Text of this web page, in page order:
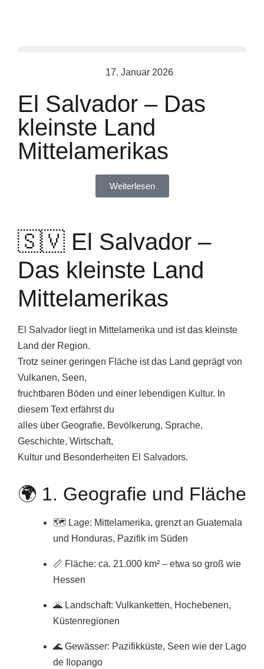
17. Januar 2026
El Salvador – Das
kleinste Land
Mittelamerikas
Weiterlesen
🇸🇻 El Salvador –
Das kleinste Land
Mittelamerikas
El Salvador liegt in Mittelamerika und ist das kleinste
Land der Region.
Trotz seiner geringen Fläche ist das Land geprägt von
Vulkanen, Seen,
fruchtbaren Böden und einer lebendigen Kultur. In
diesem Text erfährst du
alles über Geografie, Bevölkerung, Sprache,
Geschichte, Wirtschaft,
Kultur und Besonderheiten El Salvadors.
🌍 1. Geografie und Fläche
🗺️ Lage: Mittelamerika, grenzt an Guatemala
und Honduras, Pazifik im Süden
📏 Fläche: ca. 21.000 km² – etwa so groß wie
Hessen
🌋 Landschaft: Vulkanketten, Hochebenen,
Küstenregionen
🌊 Gewässer: Pazifikküste, Seen wie der Lago
de Ilopango